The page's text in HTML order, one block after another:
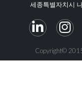
세종특별자치시
Copyright©